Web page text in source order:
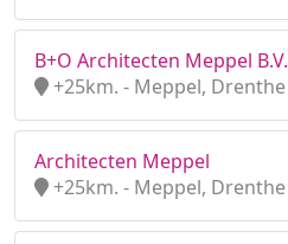
B+O Architecten Meppel B.V.
+25km. - Meppel, Drenthe
Architecten Meppel
+25km. - Meppel, Drenthe